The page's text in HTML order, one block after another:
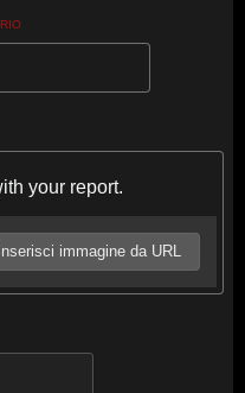
your report.
Inserisci immagine da URL